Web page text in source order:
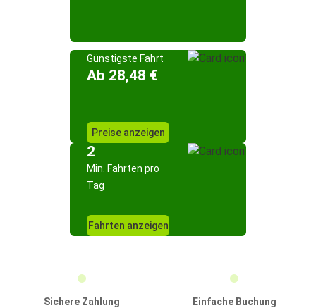
Günstigste Fahrt
Ab 28,48 €
Preise anzeigen
2
Min. Fahrten pro
Tag
Fahrten anzeigen
Sichere Zahlung
Einfache Buchung